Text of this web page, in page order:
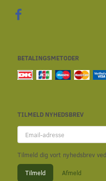
BETALINGSMETODER
TILMELD NYHEDSBREV
Email-
adresse
Tilmeld dig vort nyhedsbrev
Tilmeld Afmeld